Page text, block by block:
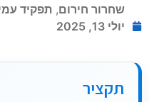
שחרור חירום, תפקיד
יולי 13, 2025
תקציר